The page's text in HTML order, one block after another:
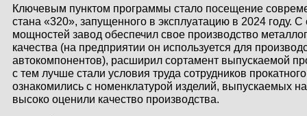
ЛИЧНЫЙ КАБИНЕТ
КЛИЕНТА
Ключевым пунктом программы стало посещение
стана «320», запущенного в эксплуатацию в 2024 году.
мощностей завод обеспечил свое производство
качества (на предприятии он используется для
автокомпонентов), расширил сортамент выпускаемой
с тем лучше стали условия труда сотрудников
ознакомились с номенклатурой изделий, выпускаемых
высоко оценили качество производства.